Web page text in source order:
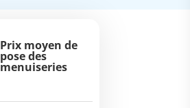
Prix moyen de
pose des
menuiseries